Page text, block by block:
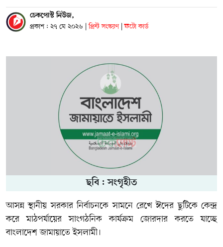
চেকপোস্ট নিউজ,
প্রকাশ : ২৭ মে ২০২৬ | প্রিন্ট সংস্করণ | ফটো কার্ড
ছবি : সংগৃহীত
আসন্ন স্থানীয় সরকার নির্বাচনকে সামনে রেখে ঈদের ছুটিকে কেন্দ্র
করে মাঠপর্যায়ের সাংগঠনিক কার্যক্রম জোরদার করতে যাচ্ছে
বাংলাদেশ জামায়াতে ইসলামী।